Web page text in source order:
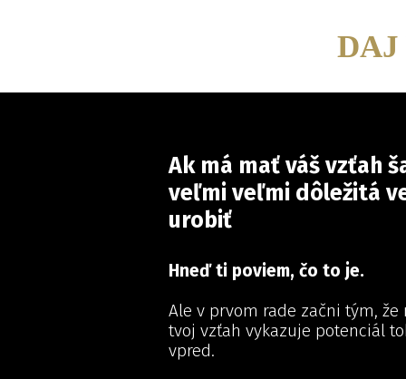
DAJ
Ak má mať váš vzťah
veľmi veľmi dôležitá
urobiť
Hneď ti poviem, čo to je.
Ale v prvom rade začni tým,
tvoj vzťah vykazuje potenciál
vpred.